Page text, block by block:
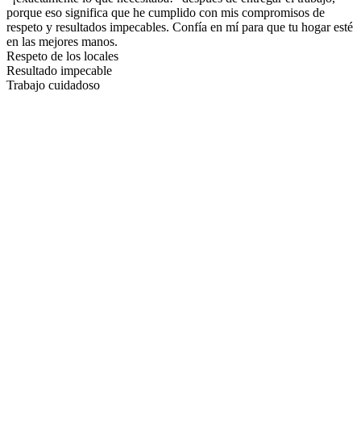
porque eso significa que he cumplido con mis compromisos de
respeto y resultados impecables. Confía en mí para que tu hogar esté
en las mejores manos.
Respeto de los locales
Resultado impecable
Trabajo cuidadoso